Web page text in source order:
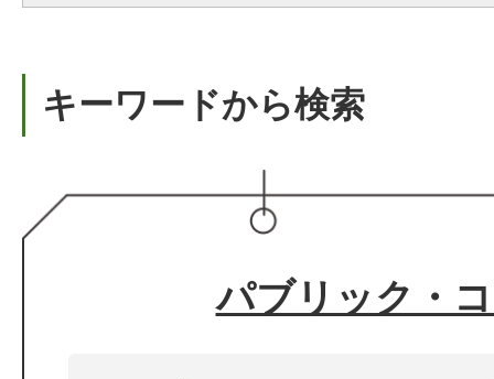
キーワードから検索
パブリック・